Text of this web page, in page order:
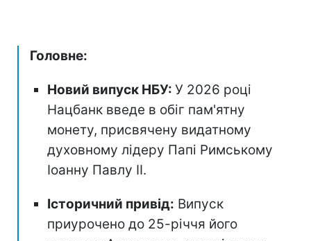
Головне:
Новий випуск НБУ: У 2026 році
Нацбанк введе в обіг пам'ятну
монету, присвячену видатному
духовному лідеру Папі Римському
Іоанну Павлу II.
Історичний привід: Випуск
приурочено до 25-річчя його